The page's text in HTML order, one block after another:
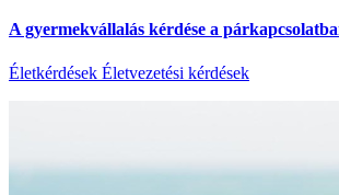
A gyermekvállalás kérdése a
Életkérdések Életvezetési kérdések